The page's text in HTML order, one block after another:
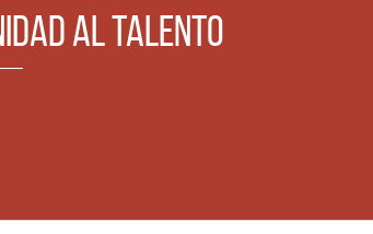
al Talento